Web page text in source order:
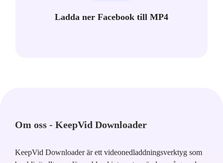
Ladda ner Facebook till MP4
Om oss - KeepVid Downloader
KeepVid Downloader är ett videonedladdningsverktyg som